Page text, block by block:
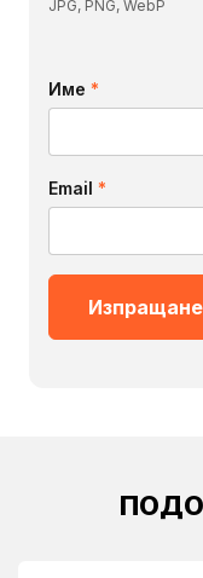
JPG, PNG, WebP
Име *
Email *